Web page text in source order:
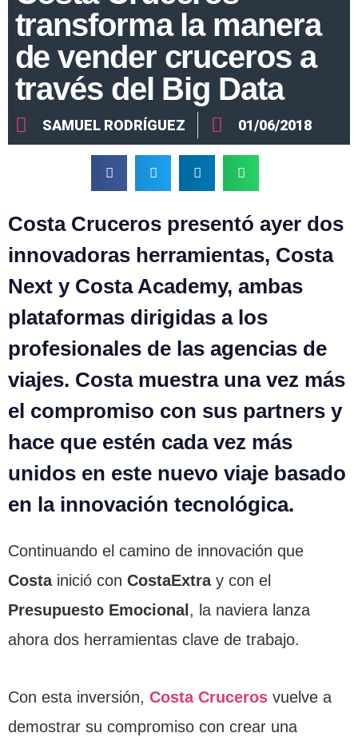
transforma la manera
de vender cruceros a
través del Big Data
SAMUEL RODRÍGUEZ 01/06/2018
Costa Cruceros presentó ayer dos
innovadoras herramientas, Costa
Next y Costa Academy, ambas
plataformas dirigidas a los
profesionales de las agencias de
viajes. Costa muestra una vez más
el compromiso con sus partners y
hace que estén cada vez más
unidos en este nuevo viaje basado
en la innovación tecnológica.
Continuando el camino de innovación que
Costainició con CostaExtray con el
Presupuesto Emocional, la naviera lanza
ahora dos herramientas clave de trabajo.
Con esta inversión, Costa Cruceros vuelve a
demostrar su compromiso con crear una